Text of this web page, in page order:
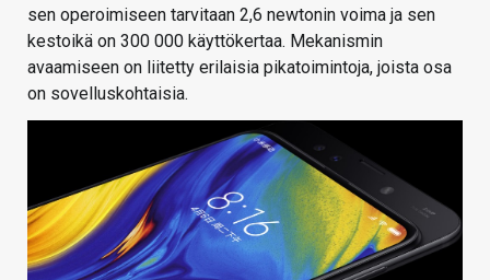
sen operoimiseen tarvitaan 2,6 newtonin voima ja sen
kestoikä on 300 000 käyttökertaa. Mekanismin
avaamiseen on liitetty erilaisia pikatoimintoja, joista osa
on sovelluskohtaisia.